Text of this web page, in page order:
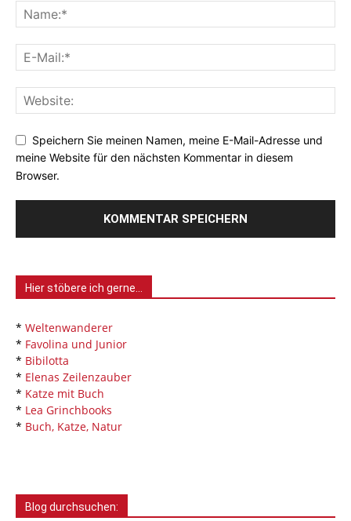
Speichern Sie meinen Namen, meine E-Mail-Adresse und
meine Website für den nächsten Kommentar in diesem
Browser.
Hier stöbere ich gerne…
* Weltenwanderer
* Favolina und Junior
* Bibilotta
* Elenas Zeilenzauber
* Katze mit Buch
* Lea Grinchbooks
* Buch, Katze, Natur
Blog durchsuchen: